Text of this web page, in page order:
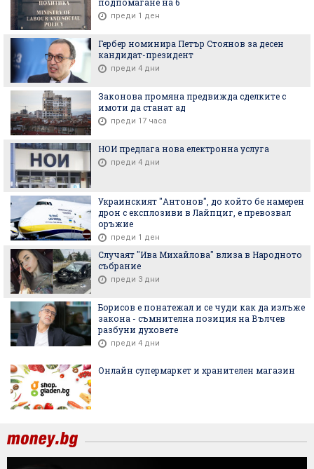
преди 1 ден
Гербер номинира Петър Стоянов за десен
кандидат-президент
преди 4 дни
Законова промяна предвижда сделките с
имоти да станат ад
преди 17 часа
НОИ предлага нова електронна услуга
преди 4 дни
Украинският "Антонов", до който бе намерен
дрон с експлозиви в Лайпциг, е превозвал
оръжие
преди 1 ден
Случаят "Ива Михайлова" влиза в Народното
събрание
преди 3 дни
Борисов е понатежал и се чуди как да излъже
закона - съмнителна позиция на Вълчев
разбуни духовете
преди 4 дни
Онлайн супермаркет и хранителен магазин